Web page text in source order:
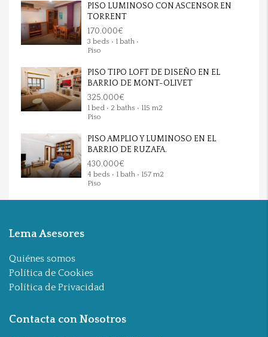
PISO LUMINOSO CON ASCENSOR EN
TORRENT
170.000€
3 beds • 1 bath •
Piso
PISO TIPO LOFT DE DISEÑO EN EL
BARRIO DE MONT-OLIVET
325.000€
1 bed • 2 baths • 115 m2
Piso
PISO AMPLIO Y LUMINOSO EN EL
BARRIO DE RUZAFA.
430.000€
4 beds • 1 bath • 157 m2
Piso
Lema Asesores
Quiénes somos
Política de Cookies
Política de Privacidad
Contacta con Nosotros